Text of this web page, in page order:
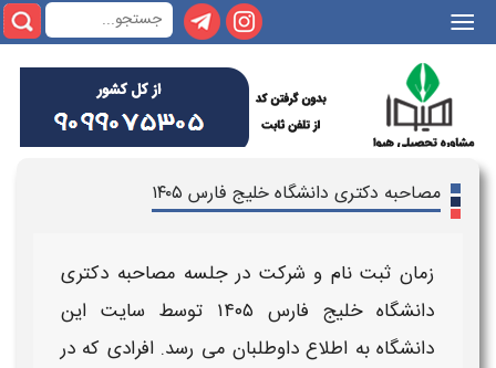
|||
مصاحبه دکتری دانشگاه خلیج فارس ۱۴۰۵
زمان ثبت نام و شرکت در جلسه مصاحبه دکتری
دانشگاهخلیج فارس ۱۴۰۵ توسط سایت این
دانشگاهبه اطلاع داوطلبان می رسد. افرادی که در